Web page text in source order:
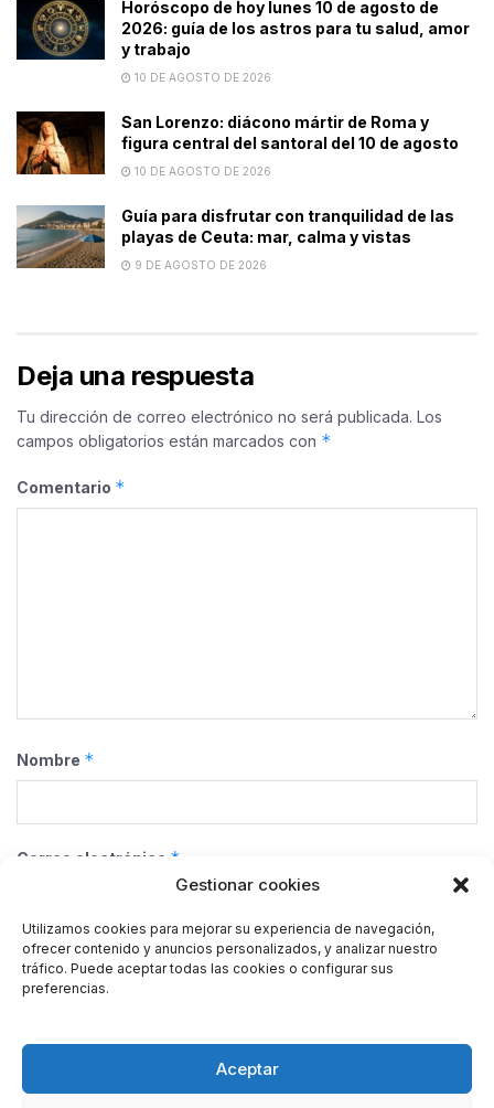
Gestionar cookies
Utilizamos cookies para mejorar su experiencia de navegación,
ofrecer contenido y anuncios personalizados, y analizar nuestro
tráfico. Puede aceptar todas las cookies o configurar sus
preferencias.
Aceptar
Horóscopo de hoy lunes 10 de agosto de
2026: guía de los astros para tu salud, amor
y trabajo
10 DE AGOSTO DE 2026
San Lorenzo: diácono mártir de Roma y
figura central del santoral del 10 de agosto
10 DE AGOSTO DE 2026
Guía para disfrutar con tranquilidad de las
playas de Ceuta: mar, calma y vistas
9 DE AGOSTO DE 2026
Deja una respuesta
Tu dirección de correo electrónico no será publicada. Los
campos obligatorios están marcados con *
Comentario *
Nombre *
Correo electrónico *
Web
navegador para la próxima vez que comente.